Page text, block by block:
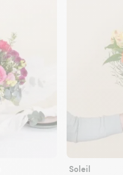
Soleil